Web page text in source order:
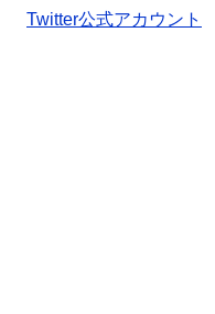
Twitter公式アカウント